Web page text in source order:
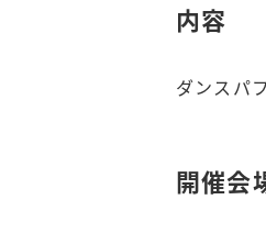
内容
ダンスパ
開催会